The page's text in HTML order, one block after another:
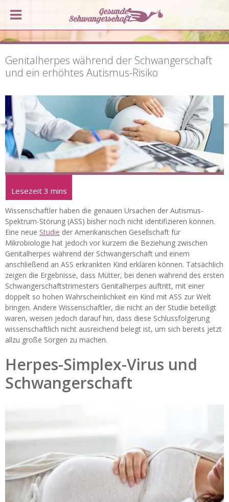
Genitalherpes während der Schwangerschaft
und ein erhöhtes Autismus-Risiko
Wissenschaftler haben die genauen Ursachen der Autismus-
Spektrum-Störung (ASS) bisher noch nicht identifizieren können.
Eine neue Studie der Amerikanischen Gesellschaft für
Mikrobiologie hat jedoch vor kurzem die Beziehung zwischen
Genitalherpes während der Schwangerschaft und einem
anschließend an ASS erkrankten Kind erklären können. Tatsächlich
zeigen die Ergebnisse, dass Mütter, bei denen während des ersten
Schwangerschaftstrimesters Genitalherpes auftritt, mit einer
doppelt so hohen Wahrscheinlichkeit ein Kind mit ASS zur Welt
bringen. Andere Wissenschaftler, die nicht an der Studie beteiligt
waren, weisen jedoch darauf hin, dass diese Schlussfolgerung
wissenschaftlich nicht ausreichend belegt ist, um sich bereits jetzt
allzu große Sorgen zu machen.
Herpes-Simplex-Virus und
Schwangerschaft